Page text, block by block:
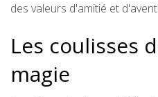
des valeurs d'amitié et
Les coulisses
magie